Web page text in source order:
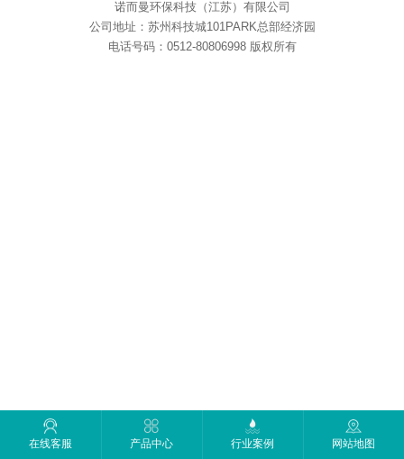
诺而曼环保科技（江苏）有限公司
公司地址：苏州科技城101PARK总部经济园
电话号码：0512-80806998 版权所有
在线客服 产品中心 行业案例 网站地图